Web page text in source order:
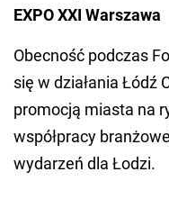
EXPO XXI Warszawa
Obecność podczas
się w działania Łódź
promocją miasta na
współpracy
wydarzeń dla Łodzi.